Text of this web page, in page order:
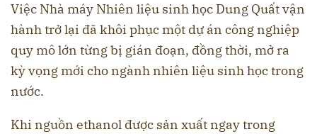
Việc Nhà máy Nhiên liệu sinh học Dung Quất vận
hành trở lại đã khôi phục một dự án công nghiệp
quy mô lớn từng bị gián đoạn, đồng thời, mở ra
kỳ vọng mới cho ngành nhiên liệu sinh học trong
nước.
Khi nguồn ethanol được sản xuất ngay trong